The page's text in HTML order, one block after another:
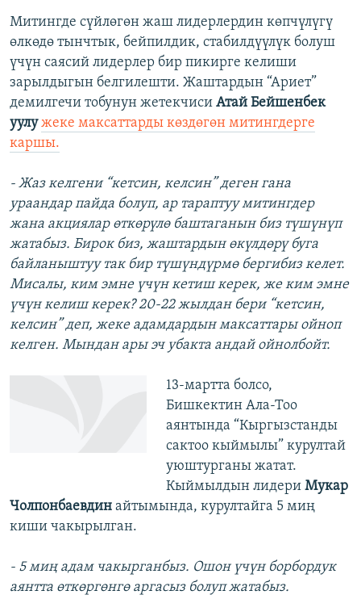
Митингде сүйлөгөн жаш лидерлердин көпчүлүгү
өлкөдө тынчтык, бейпилдик, стабилдүүлүк болуш
үчүн саясий лидерлер бир пикирге келиши
зарылдыгын белгилешти. Жаштардын “Ариет”
демилгечи тобунун жетекчиси Атай Бейшенбек
уулужеке максаттарды көздөгөн митингдерге
каршы.
- Жаз келгени “кетсин, келсин” деген гана
ураандар пайда болуп, ар тараптуу митингдер
жана акциялар өткөрүлө баштаганын биз түшүнүп
жатабыз. Бирок биз, жаштардын өкүлдөрү буга
байланыштуу так бир түшүндүрмө бергибиз келет.
Мисалы, ким эмне үчүн кетиш керек, же ким эмне
үчүн келиш керек? 20-22 жылдан бери “кетсин,
келсин” деп, жеке адамдардын максаттары ойноп
келген. Мындан ары эч убакта андай ойнолбойт.
13-мартта болсо,
Бишкектин Ала-Тоо
аянтында “Кыргызстанды
сактоо кыймылы” курултай
уюштурганы жатат.
Кыймылдын лидери Мукар
Чолпонбаевдин айтымында, курултайга 5 миң
киши чакырылган.
- 5 миң адам чакырганбыз. Ошон үчүн борбордук
аянтта өткөргөнгө аргасыз болуп жатабыз.